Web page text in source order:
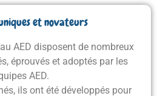
et novateurs
AED disposent de nombreux
éprouvés et adoptés par les
AED.
ils ont été développés pour